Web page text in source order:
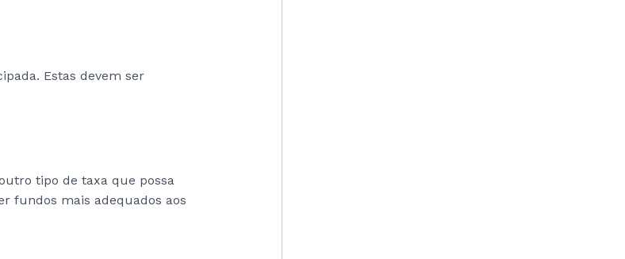
Estas devem ser
tipo de taxa que possa
fundos mais adequados aos